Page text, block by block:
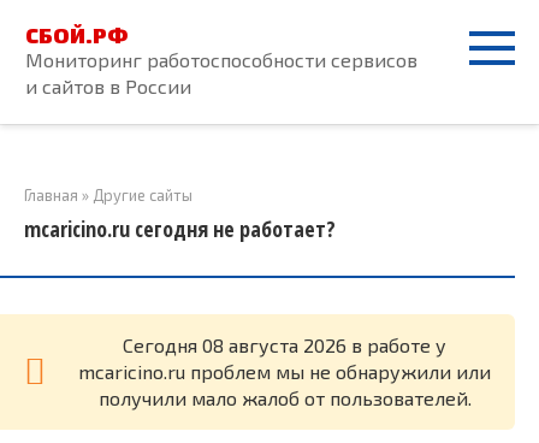
контенту
СБОЙ.РФ
Мониторинг работоспособности сервисов
и сайтов в России
Главная » Другие сайты
mcaricino.ru сегодня не работает?
Cегодня 08 августа 2026 в работе у
mcaricino.ru проблем мы не обнаружили или
получили мало жалоб от пользователей.